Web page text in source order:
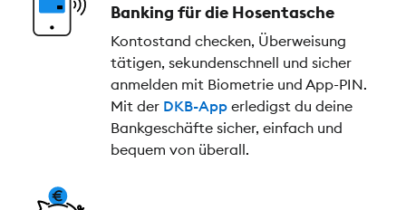
Banking für die Hosentasche
Kontostand checken, Überweisung
tätigen, sekundenschnell und sicher
anmelden mit Biometrie und App-PIN.
Mit der DKB-App erledigst du deine
Bankgeschäfte sicher, einfach und
bequem von überall.